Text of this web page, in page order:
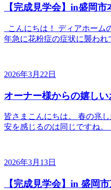
【完成見学会】in盛岡
こんにちは！ ディアホーム
年急に花粉症の症状に襲わ
2026年3月22日
オーナー様からの嬉し
皆さまこんにちは。 春の兆
安を感じるのは同じですね
2026年3月13日
【完成見学会】in 盛岡